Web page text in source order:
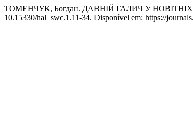
ТОМЕНЧУК, Богдан. ДАВНІЙ ГАЛИЧ У
10.15330/hal_swc.1.11-34. Disponível em: https://